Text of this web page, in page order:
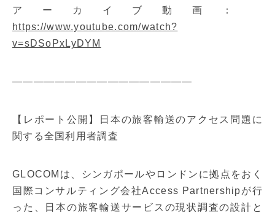
アーカイブ動画：
https://www.youtube.com/watch?
v=sDSoPxLyDYM
—————————————————
【レポート公開】日本の旅客輸送のアクセス問題に
関する全国利用者調査
GLOCOMは、シンガポールやロンドンに拠点をおく
国際コンサルティング会社Access Partnershipが行
った、日本の旅客輸送サービスの現状調査の設計と